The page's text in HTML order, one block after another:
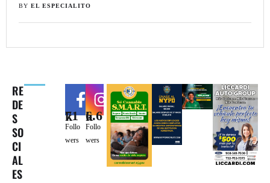
BY EL ESPECIALITO
RE
DE
S
SO
CI
AL
ES
71k
Follo
wers
6.6k
Follo
wers